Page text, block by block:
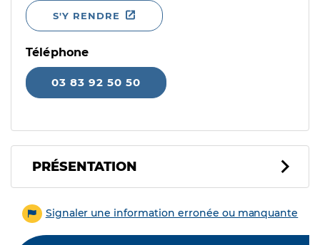
S'Y RENDRE
Téléphone
03 83 92 50 50
PRÉSENTATION
Signaler une information erronée ou manquante